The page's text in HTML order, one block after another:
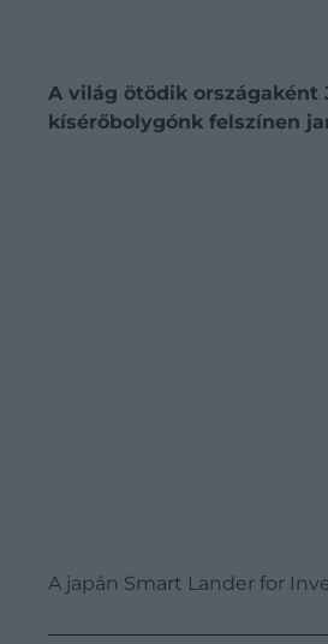
A világ ötödik országaként
kísérőbolygónk felszínen
A japán Smart Lander for